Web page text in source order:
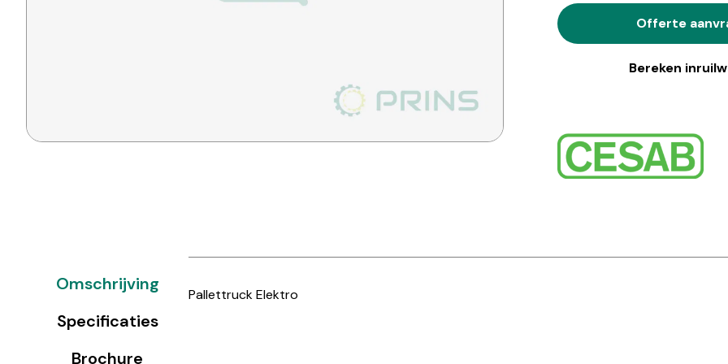
Offerte
Bereken
Omschrijving
Specificaties
Brochure
Pallettruck Elektro